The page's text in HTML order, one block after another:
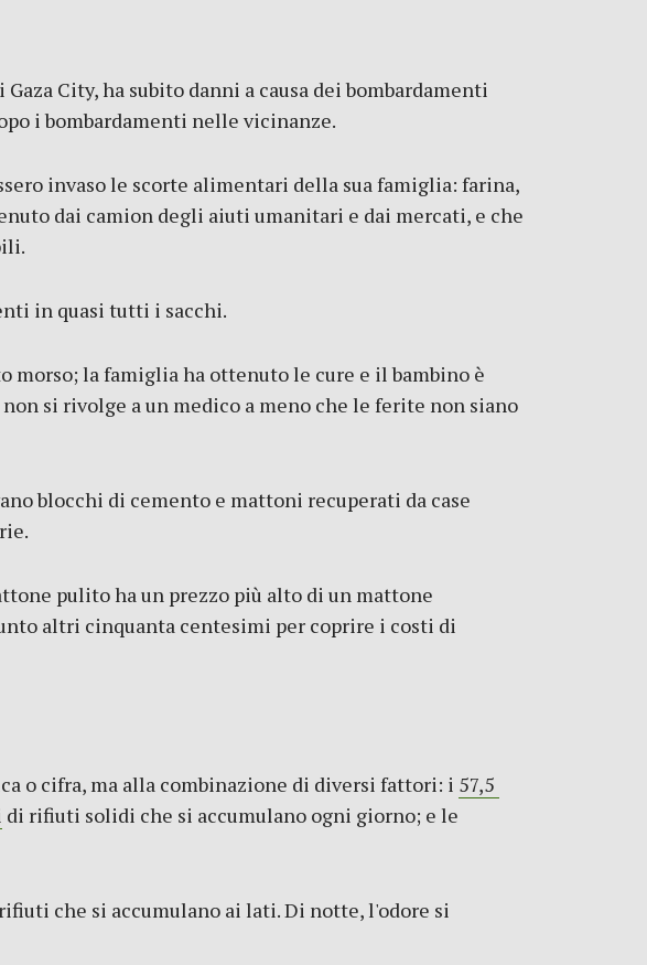
City, ha subito danni a causa dei bombardamenti
i bombardamenti nelle vicinanze.
invaso le scorte alimentari della sua famiglia: farina,
dai camion degli aiuti umanitari e dai mercati, e che
in quasi tutti i sacchi.
morso; la famiglia ha ottenuto le cure e il bambino è
si rivolge a un medico a meno che le ferite non siano
blocchi di cemento e mattoni recuperati da case
pulito ha un prezzo più alto di un mattone
altri cinquanta centesimi per coprire i costi di
o cifra, ma alla combinazione di diversi fattori: i 57,5 ​​
di rifiuti solidi che si accumulano ogni giorno; e le
che si accumulano ai lati. Di notte, l'odore si